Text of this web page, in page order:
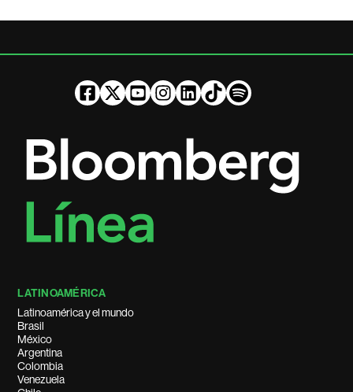
LATINOAMÉRICA
Latinoamérica y el mundo
Brasil
México
Argentina
Colombia
Venezuela